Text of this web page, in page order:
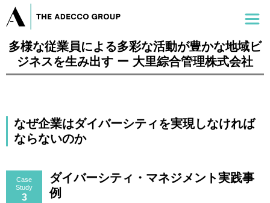
多様な従業員による多彩な活動が豊かな地域ビ
ジネスを生み出す ー 大里綜合管理株式会社
なぜ企業はダイバーシティを実現しなければ
ならないのか
Case
Study
3
ダイバーシティ・マネジメント実践事
例